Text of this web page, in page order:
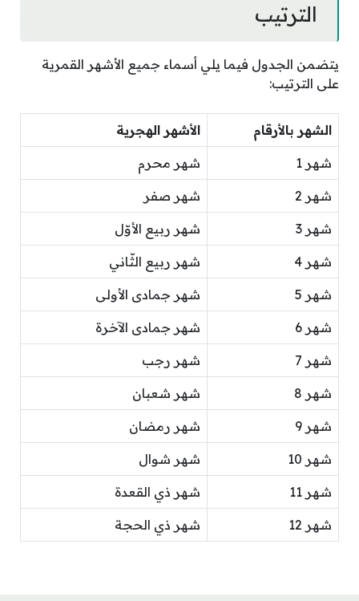
الترتيب
يتضمن الجدول فيما يلي أسماء جميع الأشهر القمرية
على الترتيب:
الشهر بالأرقام الأشهر الهجرية
شهر 1 شهر محرم
شهر 2 شهر صفر
شهر 3 شهر ربيع الأوّل
شهر 4 شهر ربيع الثّاني
شهر 5 شهر جمادى الأولى
شهر 6 شهر جمادى الآخرة
شهر 7 شهر رجب
شهر 8 شهر شعبان
شهر 9 شهر رمضان
شهر 10 شهر شوال
شهر 11 شهر ذي القعدة
شهر 12 شهر ذي الحجة